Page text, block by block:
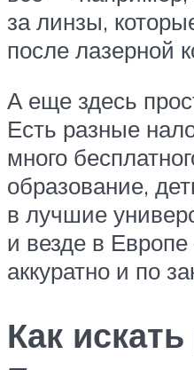
за линзы,
после лазерной
А еще здесь
Есть разные
много
образование,
в лучшие
и везде в
аккуратно и по
Как